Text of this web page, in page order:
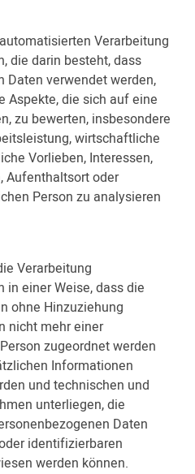
Verarbeitung
die darin besteht, dass
Daten verwendet werden,
Aspekte, die sich auf eine
zu bewerten, insbesondere
wirtschaftliche
Vorlieben, Interessen,
Aufenthaltsort oder
Person zu analysieren
Verarbeitung
in einer Weise, dass die
ohne Hinzuziehung
nicht mehr einer
zugeordnet werden
Informationen
und technischen und
unterliegen, die
Daten
identifizierbaren
werden können.